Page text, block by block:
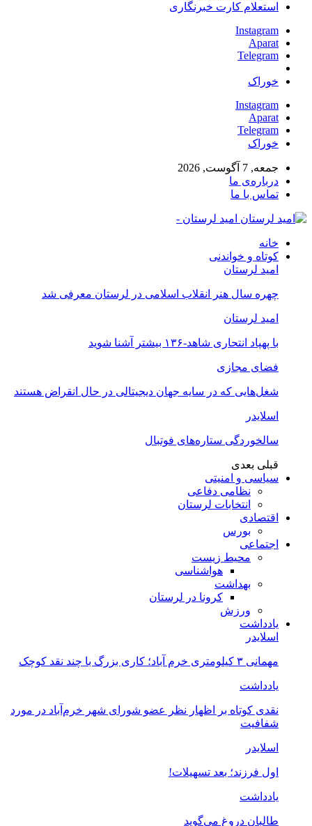
استعلام کارت خبرنگاری
Instagram
Aparat
Telegram
خوراک
Instagram
Aparat
Telegram
خوراک
جمعه, 7 آگوست, 2026
درباره‌ی ما
تماس با ما
امید لرستان -
خانه
کوتاه و خواندنی
امید لرستان
چهره سال هنر انقلاب اسلامی در لرستان معرفی شد
امید لرستان
با پهپاد انتحاری شاهد-۱۳۶ بیشتر آشنا شوید
فضای مجازی
شغل‌‌هایی که در سایه جهان دیجیتالی در حال انقراض هستند
اسلایدر
سالخوردگی ستاره‌های فوتبال
قبلی بعدی
سیاسی و امنیتی
نظامی دفاعی
انتخابات لرستان
اقتصادی
بورس
اجتماعی
محیط زیست
هواشناسی
بهداشت
کرونا در لرستان
ورزش
یادداشت
اسلایدر
مهمانی ۳ کیلومتری خرم آباد؛ کاری بزرگ با چند نقد کوچک
یادداشت
نقدی کوتاه بر اظهار نظر عضو شورای شهر خرم‌آباد در مورد
شفافیت
اسلایدر
اول فرزند؛ بعد تسهیلات!
یادداشت
طالبان دروغ می‌گوید